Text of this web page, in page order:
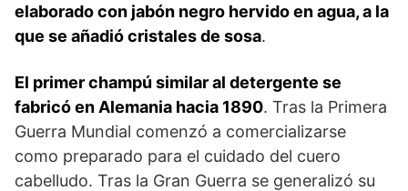
elaborado con jabón negro hervido en agua, a la
que se añadió cristales de sosa.
El primer champú similar al detergente se
fabricó en Alemania hacia 1890. Tras la Primera
Guerra Mundial comenzó a comercializarse
como preparado para el cuidado del cuero
cabelludo. Tras la Gran Guerra se generalizó su